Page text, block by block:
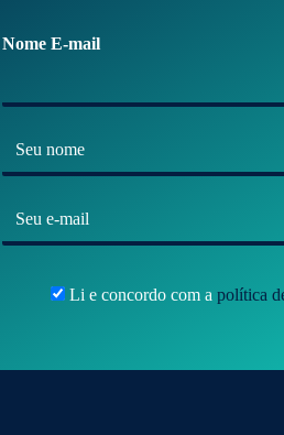
Nome E-mail
o
e
-
l
Li e concordo com a política